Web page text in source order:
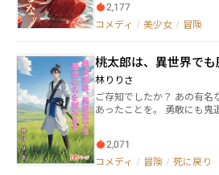
を煮やしたエルギアは、こ
者の行方を追う。 そこでエルギアが見たのは… ちょっ
す、笑えてほろりとくる冒
2,177
コメディ / 美少女 / 冒険
桃太郎は、異世界で
林りりさ
ご存知でしたか？ あの有
あったことを。 勇敢にも鬼退治に挑んだ桃太郎だった
やらがいた。 彼女曰く、どこかで運命の歯車が狂った
らしく、桃太郎は不運な死
2,071
コメディ / 冒険 / 死に戻り